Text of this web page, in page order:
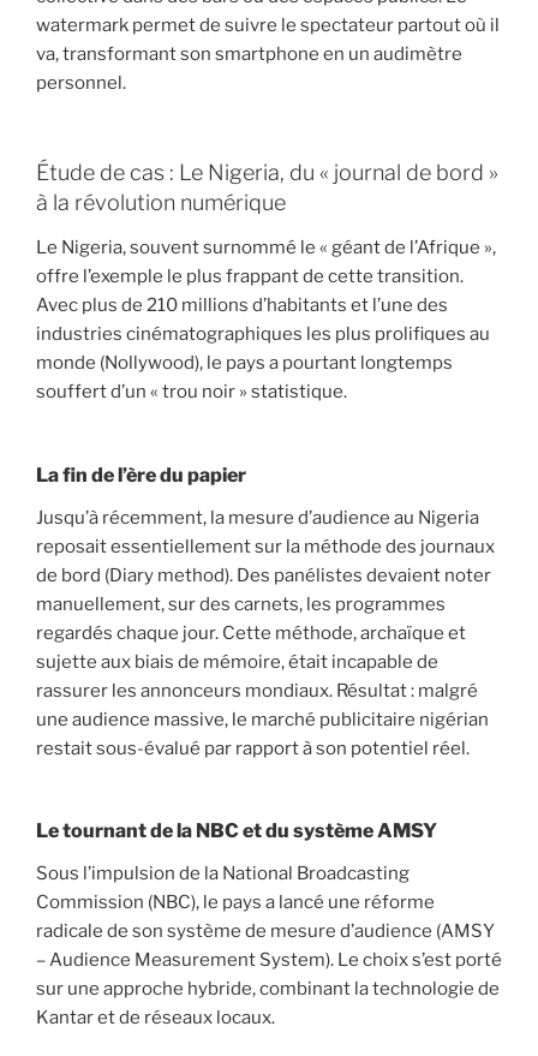
watermark permet de suivre le spectateur partout où il
va, transformant son smartphone en un audimètre
personnel.
Étude de cas : Le Nigeria, du « journal de bord »
à la révolution numérique
Le Nigeria, souvent surnommé le « géant de l’Afrique »,
offre l’exemple le plus frappant de cette transition.
Avec plus de 210 millions d’habitants et l’une des
industries cinématographiques les plus prolifiques au
monde (Nollywood), le pays a pourtant longtemps
souffert d’un « trou noir » statistique.
La fin de l’ère du papier
Jusqu’à récemment, la mesure d’audience au Nigeria
reposait essentiellement sur la méthode des journaux
de bord (Diary method). Des panélistes devaient noter
manuellement, sur des carnets, les programmes
regardés chaque jour. Cette méthode, archaïque et
sujette aux biais de mémoire, était incapable de
rassurer les annonceurs mondiaux. Résultat : malgré
une audience massive, le marché publicitaire nigérian
restait sous-évalué par rapport à son potentiel réel.
Le tournant de la NBC et du système AMSY
Sous l’impulsion de la National Broadcasting
Commission (NBC), le pays a lancé une réforme
radicale de son système de mesure d’audience (AMSY
– Audience Measurement System). Le choix s’est porté
sur une approche hybride, combinant la technologie de
Kantar et de réseaux locaux.